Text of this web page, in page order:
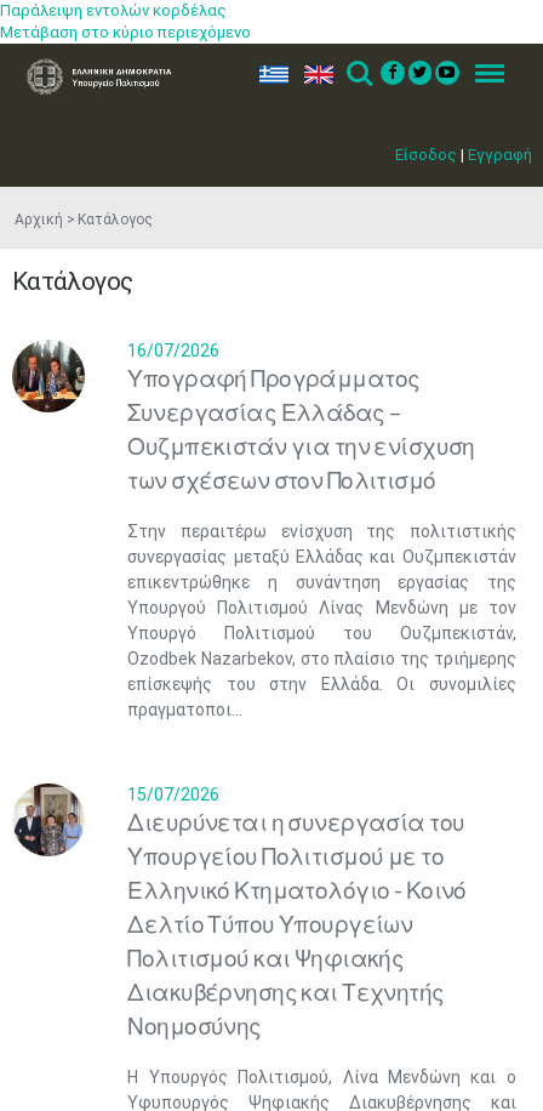
Παράλειψη εντολών κορδέλας
Μετάβαση στο κύριο περιεχόμενο
Είσοδος | Εγγραφή
ελ en Search Menu
Αρχική Κατάλογος
Κατάλογος
16/07/2026
Υπογραφή Προγράμματος
Συνεργασίας Ελλάδας –
Ουζμπεκιστάν για την ενίσχυση
των σχέσεων στον Πολιτισμό
Στην περαιτέρω ενίσχυση της πολιτιστικής
συνεργασίας μεταξύ Ελλάδας και Ουζμπεκιστάν
επικεντρώθηκε η συνάντηση εργασίας της
Υπουργού Πολιτισμού Λίνας Μενδώνη με τον
Υπουργό Πολιτισμού του Ουζμπεκιστάν,
Ozodbek Nazarbekov, στο πλαίσιο της τριήμερης
επίσκεψής του στην Ελλάδα. Οι συνομιλίες
πραγματοποι...
15/07/2026
Διευρύνεται η συνεργασία του
Υπουργείου Πολιτισμού με το
Ελληνικό Κτηματολόγιο - Κοινό
Δελτίο Τύπου Υπουργείων
Πολιτισμού και Ψηφιακής
Διακυβέρνησης και Τεχνητής
Νοημοσύνης
Η Υπουργός Πολιτισμού, Λίνα Μενδώνη και ο
Υφυπουργός Ψηφιακής Διακυβέρνησης και